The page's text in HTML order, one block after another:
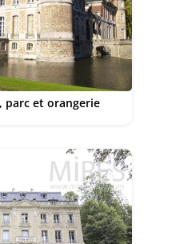
parc et orangerie